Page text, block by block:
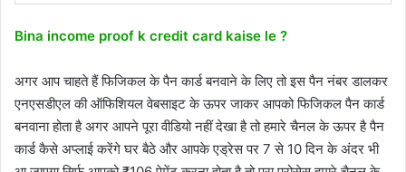
Bina income proof k credit card kaise le ?
अगर आप चाहते हैं फिजिकल के पैन कार्ड बनवाने के लिए तो इस पैन नंबर डालकर
एनएसडीएल की ऑफिशियल वेबसाइट के ऊपर जाकर आपको फिजिकल पैन कार्ड
बनवाना होता है अगर आपने पूरा वीडियो नहीं देखा है तो हमारे चैनल के ऊपर है पैन
कार्ड कैसे अप्लाई करेंगे घर बैठे और आपके एड्रेस पर 7 से 10 दिन के अंदर भी